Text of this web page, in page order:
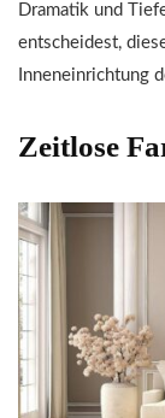
Dramatik und
entscheidest,
Inneneinrichtung
Zeitlose